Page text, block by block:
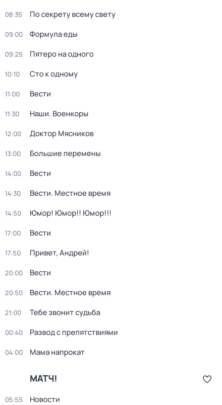
08:35 По секрету всему свету
09:00 Формула еды
09:25 Пятеро на одного
10:10 Сто к одному
11:00 Вести
11:30 Наши. Военкоры
12:00 Доктор Мясников
13:00 Большие перемены
14:00 Вести
14:30 Вести. Местное время
14:50 Юмор! Юмор!! Юмор!!!
17:00 Вести
17:50 Привет, Андрей!
20:00 Вести
20:50 Вести. Местное время
21:00 Тебе звонит судьба
00:40 Развод с препятствиями
04:00 Мама напрокат
МАТЧ!
05:55 Новости